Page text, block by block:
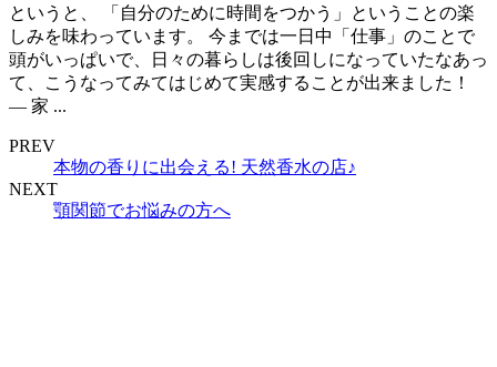
というと、 「自分のために時間をつかう」ということの楽
しみを味わっています。 今までは一日中「仕事」のことで
頭がいっぱいで、日々の暮らしは後回しになっていたなあっ
て、こうなってみてはじめて実感することが出来ました！
— 家 ...
PREV
本物の香りに出会える! 天然香水の店♪
NEXT
顎関節でお悩みの方へ